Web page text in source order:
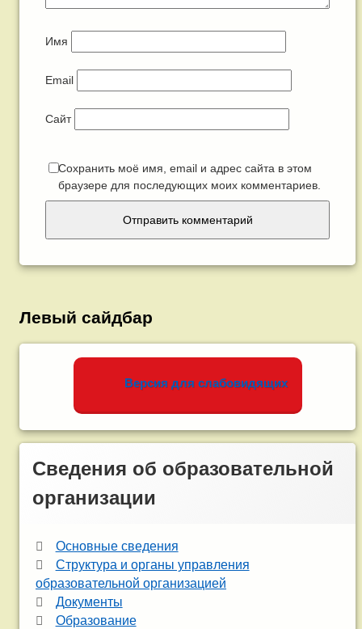
Имя
Email
Сайт
Сохранить моё имя, email и адрес сайта в этом
браузере для последующих моих комментариев.
Левый сайдбар
Версия для слабовидящих
Сведения об образовательной
организации
Основные сведения
Структура и органы управления
образовательной организацией
Документы
Образование